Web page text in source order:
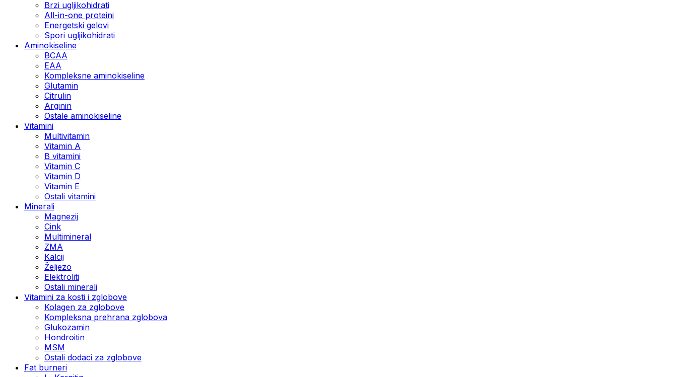
Brzi ugljikohidrati
All-in-one proteini
Energetski gelovi
Spori ugljikohidrati
Aminokiseline
BCAA
EAA
Kompleksne aminokiseline
Glutamin
Citrulin
Arginin
Ostale aminokiseline
Vitamini
Multivitamin
Vitamin A
B vitamini
Vitamin C
Vitamin D
Vitamin E
Ostali vitamini
Minerali
Magnezij
Cink
Multimineral
ZMA
Kalcij
Željezo
Elektroliti
Ostali minerali
Vitamini za kosti i zglobove
Kolagen za zglobove
Kompleksna prehrana zglobova
Glukozamin
Hondroitin
MSM
Ostali dodaci za zglobove
Fat burneri